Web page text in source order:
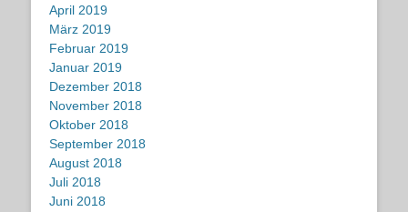
April 2019
März 2019
Februar 2019
Januar 2019
Dezember 2018
November 2018
Oktober 2018
September 2018
August 2018
Juli 2018
Juni 2018